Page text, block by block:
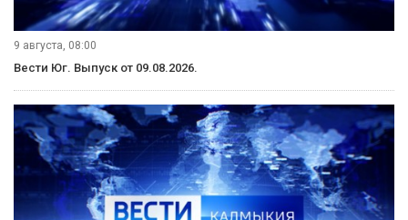
9 августа, 11:40
Вести Калмыкия. События недели от 09.08.2026.